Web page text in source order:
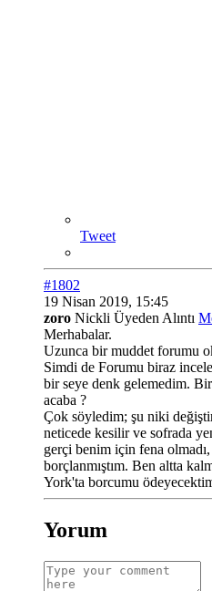
Tweet
#1802
19 Nisan 2019, 15:45
zoro Nickli Üyeden Alıntı
Merhabalar.
Uzunca bir muddet forumu
Simdi de Forumu biraz
bir seye denk gelemedim.
acaba ?
Çok söyledim; şu niki
neticede kesilir ve sofrada
gerçi benim için fena
borçlanmıştım. Ben altta
York'ta borcumu
Yorum